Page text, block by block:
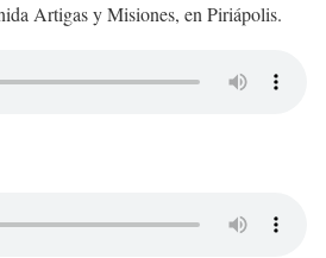
Artigas y Misiones, en Piriápolis.